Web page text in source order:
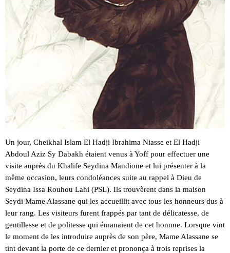
Un jour, Cheikhal Islam El Hadji Ibrahima Niasse et El Hadji
Abdoul Aziz Sy Dabakh étaient venus à Yoff pour effectuer une
visite auprès du Khalife Seydina Mandione et lui présenter à la
même occasion, leurs condoléances suite au rappel à Dieu de
Seydina Issa Rouhou Lahi (PSL). Ils trouvèrent dans la maison
Seydi Mame Alassane qui les accueillit avec tous les honneurs dus à
leur rang. Les visiteurs furent frappés par tant de délicatesse, de
gentillesse et de politesse qui émanaient de cet homme. Lorsque vint
le moment de les introduire auprès de son père, Mame Alassane se
tint devant la porte de ce dernier et prononça à trois reprises la